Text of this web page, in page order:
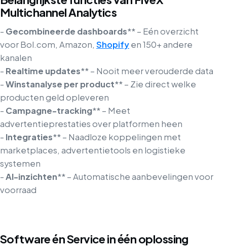
Multichannel Analytics
- Gecombineerde dashboards** – Eén overzicht
voor Bol.com, Amazon, Shopifyen 150+ andere
kanalen
- Realtime updates** – Nooit meer verouderde data
-Winstanalyse per product** – Zie direct welke
producten geld opleveren
- Campagne-tracking** – Meet
advertentieprestaties over platformen heen
- Integraties** – Naadloze koppelingen met
marketplaces, advertentietools en logistieke
systemen
-AI-inzichten** – Automatische aanbevelingen voor
voorraad
Software én Service in één oplossing